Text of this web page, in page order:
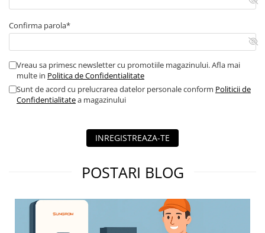
Aparate de masura si comanda
Contor digital
Buton ciuperca
Contactoare
Electrozi impamantare
Platbanda
Confirma parola*
Vreau sa primesc newsletter cu promotiile magazinului. Afla mai
multe in Politica de Confidentialitate
Sunt de acord cu prelucrarea datelor personale conform Politicii de
Confidentialitatea magazinului
INREGISTREAZA-TE
POSTARI BLOG